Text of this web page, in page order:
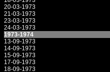
20-03-1973
21-03-1973
23-03-1973
24-03-1973
1973-1974
13-09-1973
14-09-1973
15-09-1973
17-09-1973
18-09-1973